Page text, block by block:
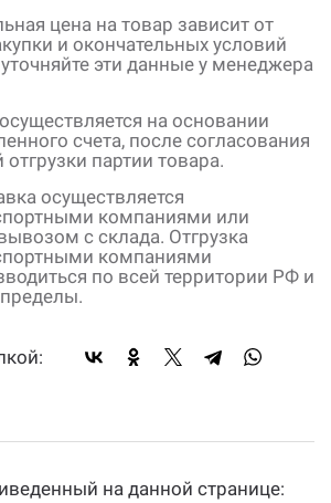
цена на товар зависит от
и окончательных условий
эти данные у менеджера
на основании
счета, после согласования
отгрузки партии товара.
осуществляется
компаниями или
с склада. Отгрузка
компаниями
по всей территории РФ и
на данной странице: